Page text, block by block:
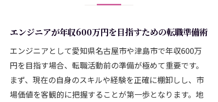
エンジニアが年収600万円を目指すための転職準備術
エンジニアとして愛知県名古屋市や津島市で年収600万
円を目指す場合、転職活動前の準備が極めて重要です。
まず、現在の自身のスキルや経験を正確に棚卸しし、市
場価値を客観的に把握することが第一歩となります。地